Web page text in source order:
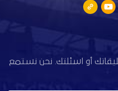
أو اسئلتك. نحن نستمع